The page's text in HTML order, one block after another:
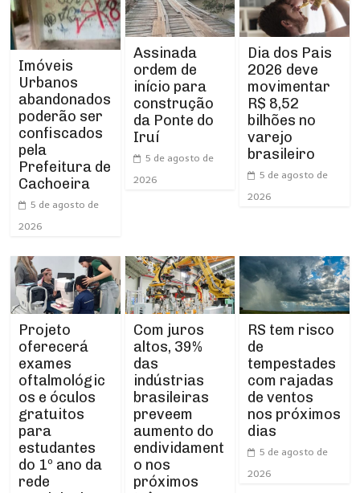
Imóveis
Urbanos
abandonados
poderão ser
confiscados
pela
Prefeitura de
Cachoeira
5 de agosto de
2026
Assinada
ordem de
início para
construção
da Ponte do
Iruí
5 de agosto de
2026
Dia dos Pais
2026 deve
movimentar
R$ 8,52
bilhões no
varejo
brasileiro
5 de agosto de
2026
Projeto
oferecerá
exames
oftalmológic
os e óculos
gratuitos
para
estudantes
do 1º ano da
rede
Com juros
altos, 39%
das
indústrias
brasileiras
preveem
aumento do
endividament
o nos
próximos
RS tem risco
de
tempestades
com rajadas
de ventos
nos próximos
dias
5 de agosto de
2026